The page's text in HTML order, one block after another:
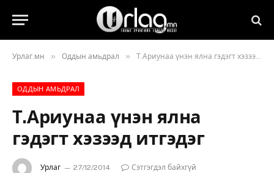
Урлаг.мн » Оддын амьдрал » Т.Ариунаа үнэн ялна гэдэгт хэзээд итгэдэг
ОДДЫН АМЬДРАЛ
Т.Ариунаа үнэн ялна
гэдэгт хэзээд итгэдэг
Урлаг 27/12/2014
Сэтгэгдэл байхгүй